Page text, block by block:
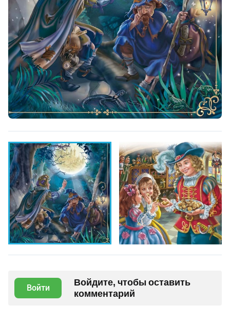
Войти
Войдите, чтобы оставить
комментарий